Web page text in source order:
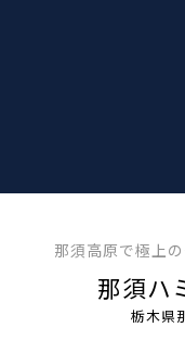
那須高原で極上
那須ハ
栃木県